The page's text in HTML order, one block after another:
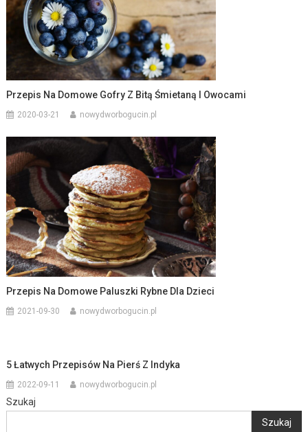
Przepis Na Domowe Gofry Z Bitą Śmietaną I Owocami
2020-03-21 nowydworbogucin.pl
Przepis Na Domowe Paluszki Rybne Dla Dzieci
2021-09-30 nowydworbogucin.pl
5 Łatwych Przepisów Na Pierś Z Indyka
2022-09-11 nowydworbogucin.pl
Szukaj
Szukaj